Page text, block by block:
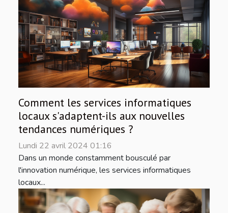
Comment les services informatiques
locaux s'adaptent-ils aux nouvelles
tendances numériques ?
Lundi 22 avril 2024 01:16
Dans un monde constamment bousculé par
l'innovation numérique, les services informatiques
locaux...